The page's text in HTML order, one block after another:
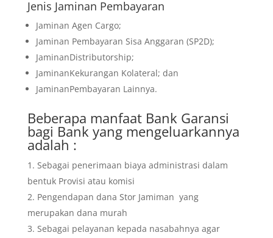
Jenis Jaminan Pembayaran
Jaminan Agen Cargo;
Jaminan Pembayaran Sisa Anggaran (SP2D);
JaminanDistributorship;
JaminanKekurangan Kolateral; dan
JaminanPembayaran Lainnya.
Beberapa manfaat Bank Garansi
bagi Bank yang mengeluarkannya
adalah :
Sebagai penerimaan biaya administrasi dalam
bentuk Provisi atau komisi
Pengendapan dana Stor Jamiman yang
merupakan dana murah
Sebagai pelayanan kepada nasabahnya agar